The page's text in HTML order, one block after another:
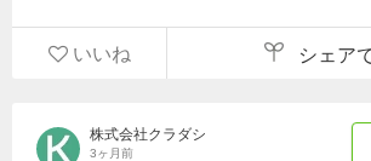
いいね シェア
株式会社クラダシ
3ヶ月前